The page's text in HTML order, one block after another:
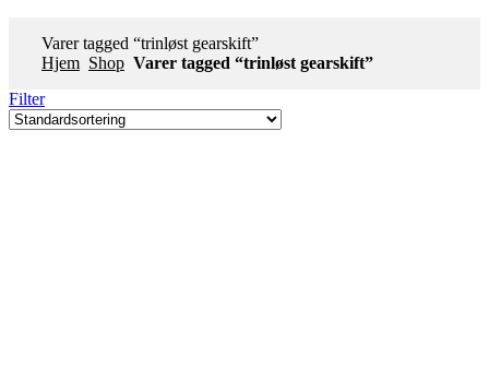
Varer tagged “trinløst gearskift”
Hjem Shop Varer tagged “trinløst gearskift”
Filter